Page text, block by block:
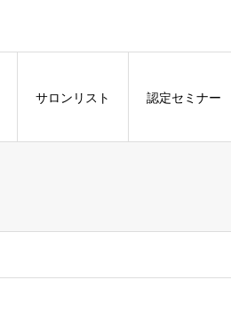
サロンリスト 認定セミナー